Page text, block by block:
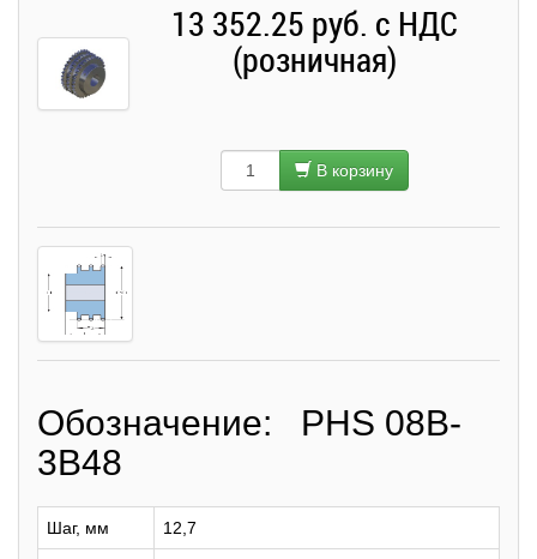
13 352.25 руб. с НДС
(розничная)
В корзину
Обозначение: PHS 08B-
3B48
Шаг, мм 12,7